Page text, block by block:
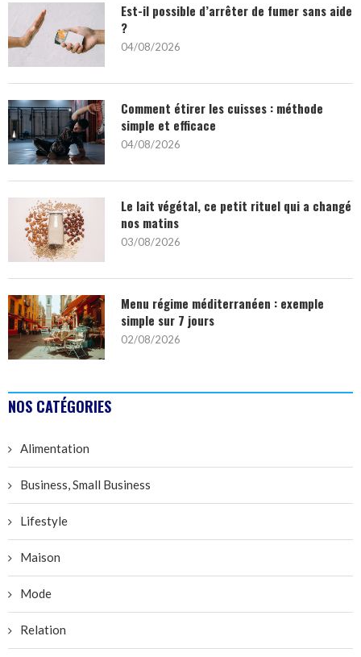
Est-il possible d’arrêter de fumer sans aide
?
04/08/2026
Comment étirer les cuisses : méthode
simple et efficace
04/08/2026
Le lait végétal, ce petit rituel qui a changé
nos matins
03/08/2026
Menu régime méditerranéen : exemple
simple sur 7 jours
02/08/2026
NOS CATÉGORIES
Alimentation
Business, Small Business
Lifestyle
Maison
Mode
Relation